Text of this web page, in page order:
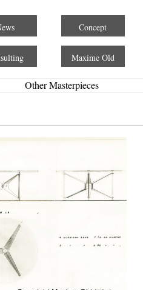
Concept
Maxime Old
Other Masterpieces